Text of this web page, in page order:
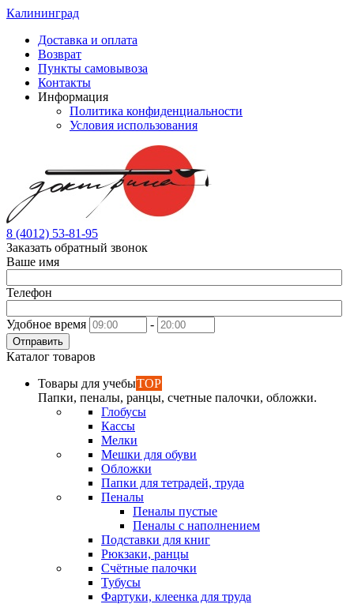
Калининград
Доставка и оплата
Возврат
Пункты самовывоза
Контакты
Информация
Политика конфиденциальности
Условия использования
8 (4012) 53-81-95
Заказать обратный звонок
Ваше имя
Телефон
Удобное время -
Отправить
Каталог товаров
Товары для учебыTOP
Папки, пеналы, ранцы, счетные палочки, обложки.
Глобусы
Кассы
Мелки
Мешки для обуви
Обложки
Папки для тетрадей, труда
Пеналы
Пеналы пустые
Пеналы с наполнением
Подставки для книг
Рюкзаки, ранцы
Счётные палочки
Тубусы
Фартуки, клеенка для труда